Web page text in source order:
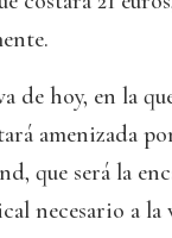
de hoy, en la
amenizada
que será la
necesario a la